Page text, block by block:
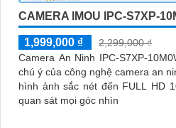
CAMERA IMOU IPC-S7XP-
1,999,000 ₫
2,299,000 ₫
Camera An Ninh IPC-S7XP-
chú ý của công nghệ camera an ninh hiện
hình ảnh sắc nét đến FULL HD
quan sát mọi góc nhìn